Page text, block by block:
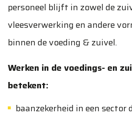
personeel blijft in zowel de
vleesverwerking en andere
binnen de voeding & zuivel.
Werken in de voedings- en
betekent:
baanzekerheid in een